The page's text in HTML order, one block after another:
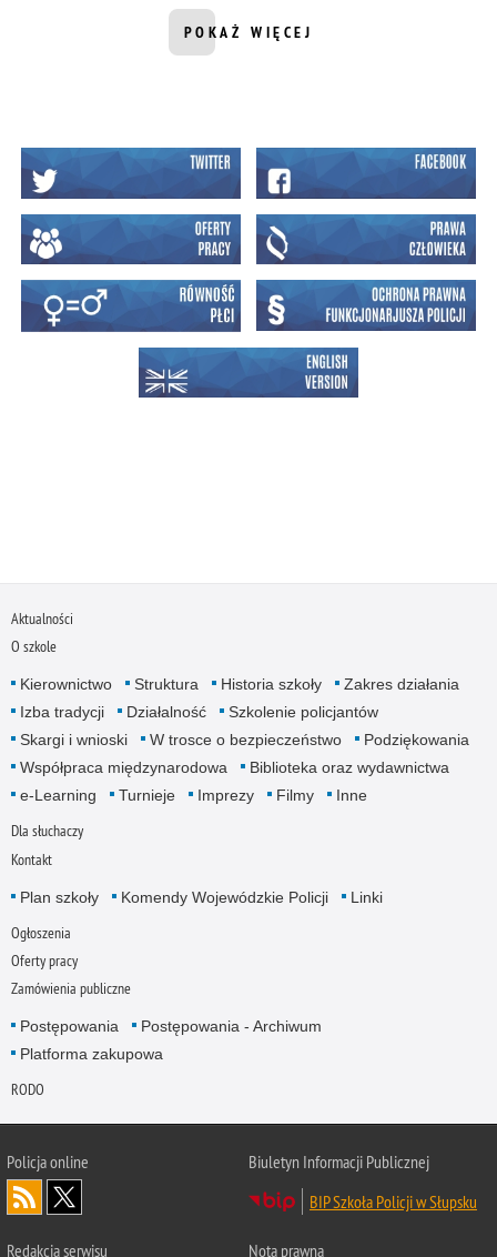
POKAŻ WIĘCEJ
INFORMACJI Z DZIAŁU
Aktualności
O szkole
Kierownictwo Struktura Historia szkoły
Zakres działania
Izba tradycji
Działalność
Szkolenie policjantów
Skargi i wnioski
W trosce o bezpieczeństwo
Podziękowania
Współpraca międzynarodowa
Biblioteka oraz wydawnictwa
e-Learning
Turnieje Imprezy Filmy Inne
Dla słuchaczy
Kontakt
Plan szkoły Komendy Wojewódzkie Policji Linki
Ogłoszenia
Oferty pracy
Zamówienia publiczne
Postępowania
Postępowania - Archiwum
Platforma zakupowa
RODO
Policja online
Biuletyn Informacji Publicznej
BIP Szkoła Policji w Słupsku
Redakcja serwisu Nota prawna